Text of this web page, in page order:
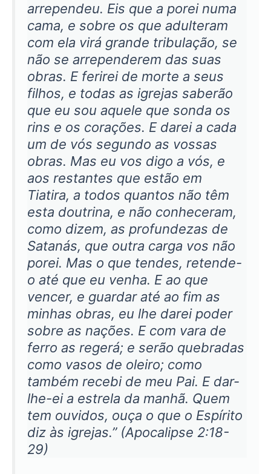
arrependeu. Eis que a porei numa
cama, e sobre os que adulteram
com ela virá grande tribulação, se
não se arrependerem das suas
obras. E ferirei de morte a seus
filhos, e todas as igrejas saberão
que eu sou aquele que sonda os
rins e os corações. E darei a cada
um de vós segundo as vossas
obras. Mas eu vos digo a vós, e
aos restantes que estão em
Tiatira, a todos quantos não têm
esta doutrina, e não conheceram,
como dizem, as profundezas de
Satanás, que outra carga vos não
porei. Mas o que tendes, retende-
o até que eu venha. E ao que
vencer, e guardar até ao fim as
minhas obras, eu lhe darei poder
sobre as nações. E com vara de
ferro as regerá; e serão quebradas
como vasos de oleiro; como
também recebi de meu Pai. E dar-
lhe-ei a estrela da manhã. Quem
tem ouvidos, ouça o que o Espírito
diz às igrejas.” (Apocalipse 2:18-
29)